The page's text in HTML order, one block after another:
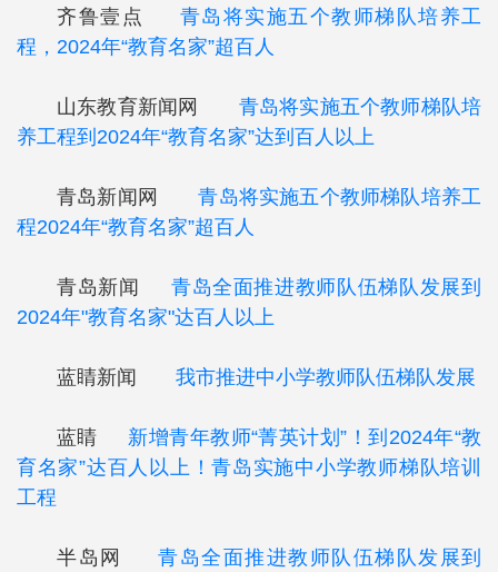
齐鲁壹点
青岛将实施五个教师梯队培养工
程，2024年“教育名家”超百人
山东教育新闻网
青岛将实施五个教师梯队培
养工程到2024年“教育名家”达到百人以上
青岛新闻网
青岛将实施五个教师梯队培养工
程2024年“教育名家”超百人
青岛新闻 青岛全面推进教师队伍梯队发展到
2024年"教育名家"达百人以上
蓝睛新闻 我市推进中小学教师队伍梯队发展
蓝睛
新增青年教师“菁英计划”！到2024年“教
育名家”达百人以上！青岛实施中小学教师梯队培训
工程
半岛网 青岛全面推进教师队伍梯队发展到